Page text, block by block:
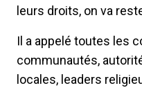
leurs droits, on va
Il a appelé toutes les
communautés,
locales, leaders